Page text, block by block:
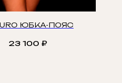
ЮБКА-ПОЯС
23 100 ₽